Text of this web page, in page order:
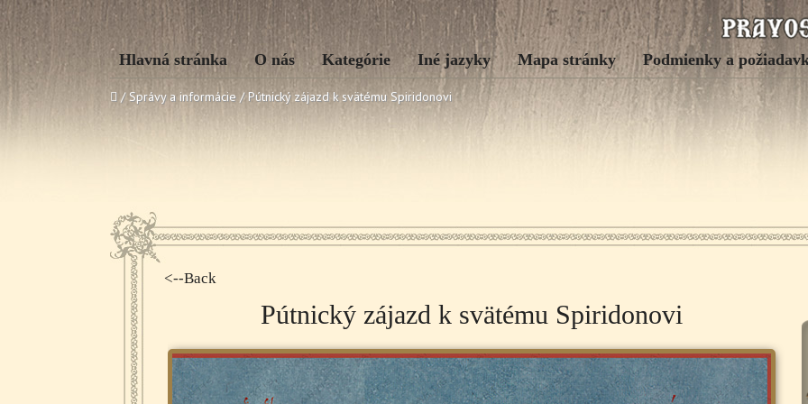
Hlavná stránka O nás Kategórie Iné jazyky Mapa stránky Podmienky a
/ Správy a informácie /Pútnický zájazd k svätému Spiridonovi
<--Back
Pútnický zájazd k svätému Spiridonovi